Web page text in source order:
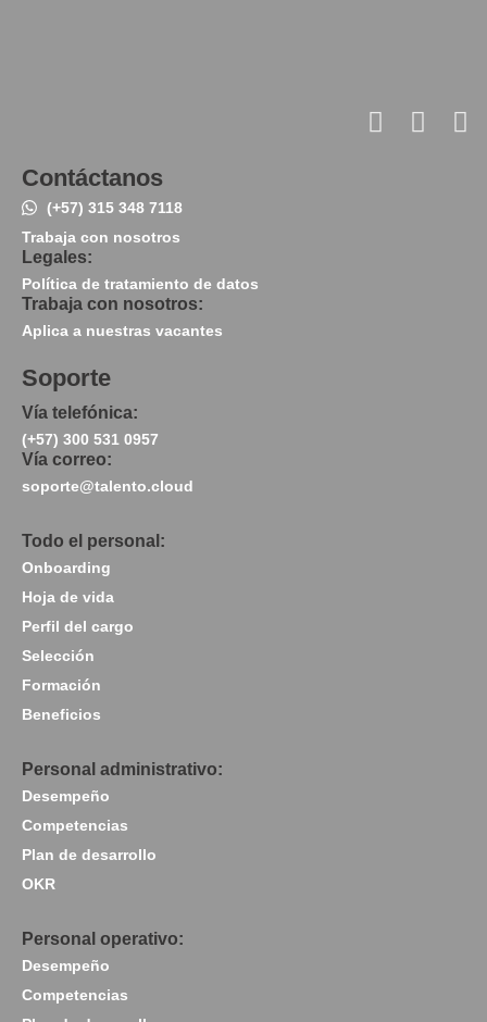
Contáctanos
(+57) 315 348 7118
Trabaja con nosotros
Legales:
Política de tratamiento de datos
Trabaja con nosotros:
Aplica a nuestras vacantes
Soporte
Vía telefónica:
(+57) 300 531 0957
Vía correo:
soporte@talento.cloud
Todo el personal:
Onboarding
Hoja de vida
Perfil del cargo
Selección
Formación
Beneficios
Personal administrativo:
Desempeño
Competencias
Plan de desarrollo
OKR
Personal operativo:
Desempeño
Competencias